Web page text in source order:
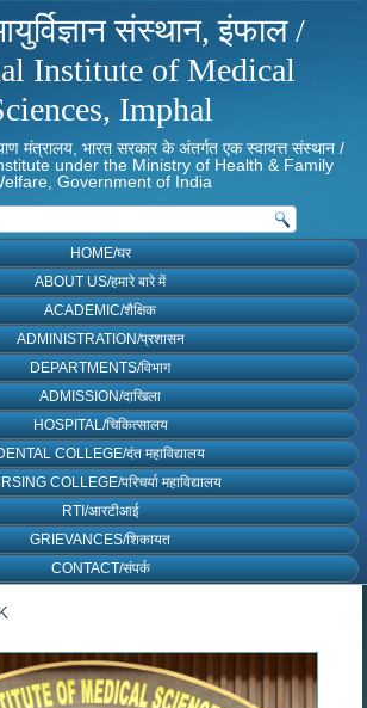
संस्थान, इंफाल /
Institute of Medical
Imphal
मंत्रालय, भारत सरकार के अंतर्गत एक स्वायत्त संस्थान /
under the Ministry of Health & Family
Government of India
HOME/घर
ABOUT US/हमारे बारे में
ACADEMIC/शैक्षिक
ADMINISTRATION/प्रशासन
DEPARTMENTS/विभाग
ADMISSION/दाखिला
HOSPITAL/चिकित्सालय
COLLEGE/दंत महाविद्यालय
COLLEGE/परिचर्या महाविद्यालय
RTI/आरटीआई
GRIEVANCES/शिकायत
CONTACT/संपर्क